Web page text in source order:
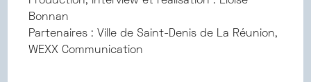
Bonnan
Partenaires : Ville de Saint-Denis de La Réunion,
WEXX Communication